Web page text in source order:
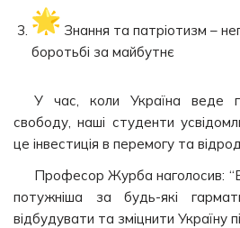
Знання та патріотизм –
боротьбі за майбутнє
У час, коли Україна веде
свободу, наші студенти
це інвестиція в перемогу та
Професор Журба наголосив:
потужніша за будь-які
відбудувати та зміцнити Україну